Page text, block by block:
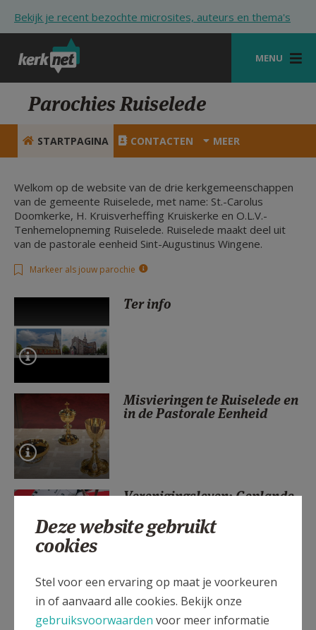
Bekijk je recent bezochte microsites, auteurs en thema's
MENU
STARTPAGINA
VIERINGEN
SHOP
ZOEKEN
HULP
STARTPAGINA PORTAAL
MIJN PAROCHIE
AANMELDEN OF REGISTREREN
Parochies Ruiselede
STARTPAGINA CONTACTEN MEER
Welkom op de website van de drie kerkgemeenschappen
van de gemeente Ruiselede, met name: St.-Carolus
Doomkerke, H. Kruisverheffing Kruiskerke en O.L.V.-
Tenhemelopneming Ruiselede. Ruiselede maakt deel uit
van de pastorale eenheid Sint-Augustinus Wingene.
Markeer als jouw parochie
Ter info
Misvieringen te Ruiselede en
in de Pastorale Eenheid
Verenigingsleven: Geplande
Digitaal het parochieblad
lezen
Deze website gebruikt
cookies
Stel voor een ervaring op maat je voorkeuren
in of aanvaard alle cookies. Bekijk onze
gebruiksvoorwaarden voor meer informatie